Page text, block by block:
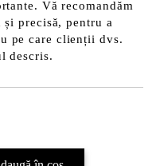
Vă recomandăm
și precisă, pentru a
pe care clienții dvs.
descris.